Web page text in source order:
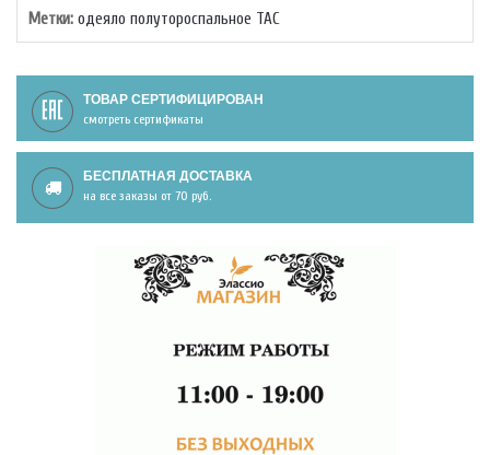
Метки: одеяло полутороспальное TAC
ТОВАР СЕРТИФИЦИРОВАН
смотреть сертификаты
БЕСПЛАТНАЯ ДОСТАВКА
на все заказы от 70 руб.